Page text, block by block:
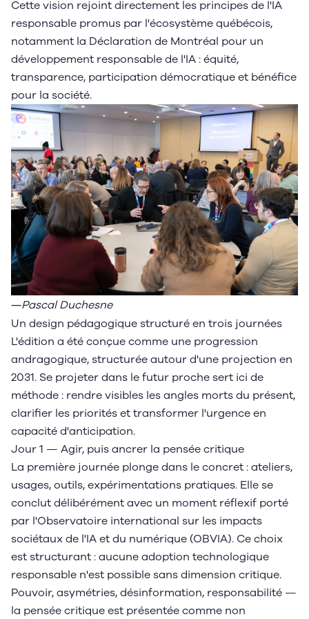
Cette vision rejoint directement les principes de l'IA
responsable promus par l'écosystème québécois,
notamment la Déclaration de Montréal pour un
développement responsable de l'IA : équité,
transparence, participation démocratique et bénéfice
pour la société.
―Pascal Duchesne
Un design pédagogique structuré en trois journées
L'édition a été conçue comme une progression
andragogique, structurée autour d'une projection en
2031. Se projeter dans le futur proche sert ici de
méthode : rendre visibles les angles morts du présent,
clarifier les priorités et transformer l'urgence en
capacité d'anticipation.
Jour 1 — Agir, puis ancrer la pensée critique
La première journée plonge dans le concret : ateliers,
usages, outils, expérimentations pratiques. Elle se
conclut délibérément avec un moment réflexif porté
par l'Observatoire international sur les impacts
sociétaux de l'IA et du numérique (OBVIA). Ce choix
est structurant : aucune adoption technologique
responsable n'est possible sans dimension critique.
Pouvoir, asymétries, désinformation, responsabilité —
la pensée critique est présentée comme non